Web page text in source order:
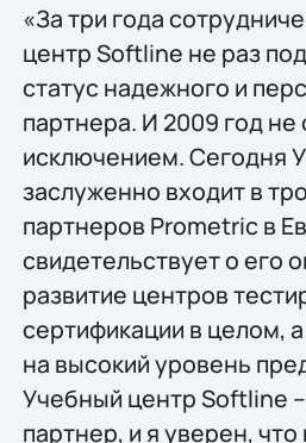
«За три года
центр Softline не раз
статус надежного и
партнера. И 2009 год не
исключением. Сегодня
заслуженно входит в
партнеров Prometric в
свидетельствует о его
развитие центров
сертификации в целом,
на высокий уровень
Учебный центр Softline
партнер, и я уверен,